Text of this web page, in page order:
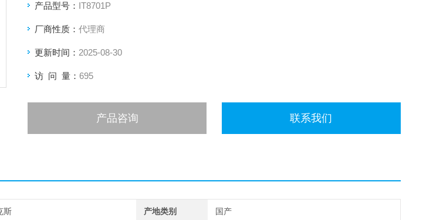
产品型号： IT8701P
厂商性质： 代理商
更新时间： 2025-08-30
访 问 量： 695
产品咨询 联系我们
斯 产地类别 国产